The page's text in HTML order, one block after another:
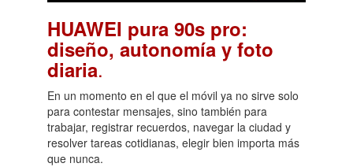
HUAWEI pura 90s pro:
diseño, autonomía y foto
diaria.
En un momento en el que el móvil ya no sirve solo
para contestar mensajes, sino también para
trabajar, registrar recuerdos, navegar la ciudad y
resolver tareas cotidianas, elegir bien importa más
que nunca.